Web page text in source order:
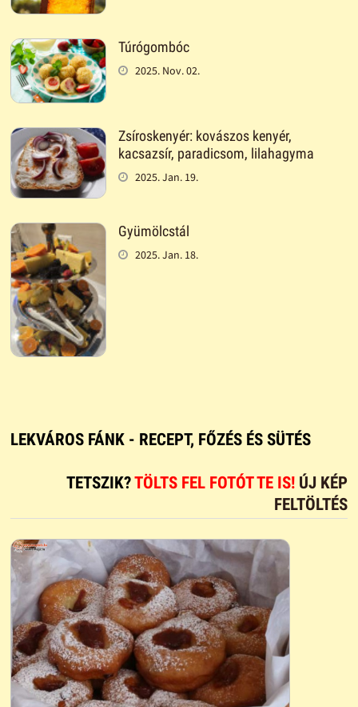
Túrógombóc
2025. Nov. 02.
Zsíroskenyér: kovászos kenyér,
kacsazsír, paradicsom, lilahagyma
2025. Jan. 19.
Gyümölcstál
2025. Jan. 18.
LEKVÁROS FÁNK - RECEPT, FŐZÉS ÉS SÜTÉS
TETSZIK?TÖLTS FEL FOTÓT TE IS! ÚJ KÉP
FELTÖLTÉS